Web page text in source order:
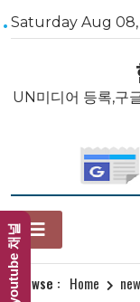
Skip
to
Saturday Aug
UN미디어 등록,구
Browse : Home
youtube 채널